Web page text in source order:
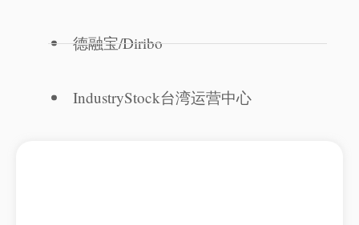
德融宝/Diribo
IndustryStock台湾运营中心